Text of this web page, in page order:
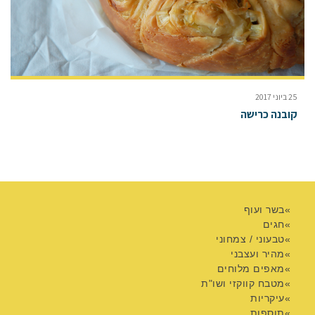
25 ביוני 2017
קובנה כרישה
בשר ועוף
חגים
טבעוני / צמחוני
מהיר ועצבני
מאפים מלוחים
מטבח קווקזי ושו"ת
עיקריות